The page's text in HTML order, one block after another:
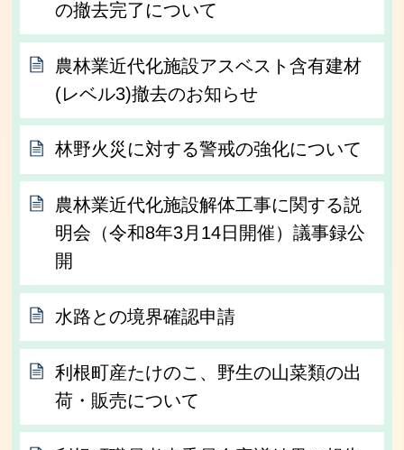
の撤去完了について
農林業近代化施設アスベスト含有建材
(レベル3)撤去のお知らせ
林野火災に対する警戒の強化について
農林業近代化施設解体工事に関する説
明会（令和8年3月14日開催）議事録公
開
水路との境界確認申請
利根町産たけのこ、野生の山菜類の出
荷・販売について